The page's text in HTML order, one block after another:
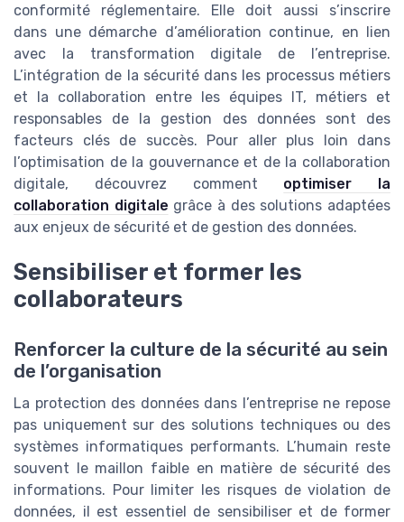
conformité réglementaire. Elle doit aussi s’inscrire
dans une démarche d’amélioration continue, en lien
avec la transformation digitale de l’entreprise.
L’intégration de la sécurité dans les processus métiers
et la collaboration entre les équipes IT, métiers et
responsables de la gestion des données sont des
facteurs clés de succès. Pour aller plus loin dans
l’optimisation de la gouvernance et de la collaboration
digitale, découvrez comment optimiser la
collaboration digitale grâce à des solutions adaptées
aux enjeux de sécurité et de gestion des données.
Sensibiliser et former les
collaborateurs
Renforcer la culture de la sécurité au sein
de l’organisation
La protection des données dans l’entreprise ne repose
pas uniquement sur des solutions techniques ou des
systèmes informatiques performants. L’humain reste
souvent le maillon faible en matière de sécurité des
informations. Pour limiter les risques de violation de
données, il est essentiel de sensibiliser et de former